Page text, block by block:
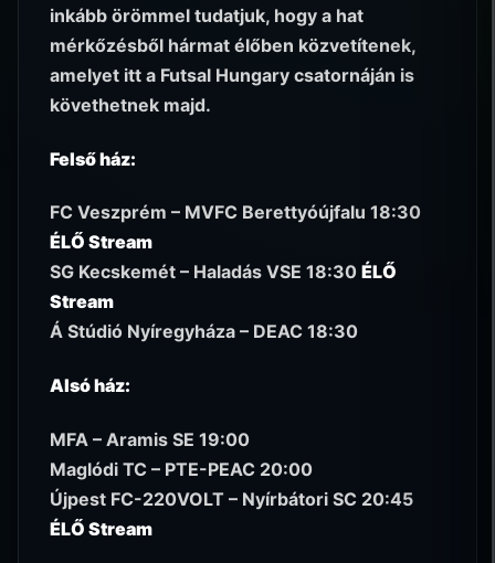
inkább örömmel tudatjuk, hogy a hat
mérkőzésből hármat élőben közvetítenek,
amelyet itt a Futsal Hungary csatornáján is
követhetnek majd.
Felső ház:
FC Veszprém – MVFC Berettyóújfalu 18:30
ÉLŐ Stream
SG Kecskemét – Haladás VSE 18:30 ÉLŐ
Stream
Á Stúdió Nyíregyháza – DEAC 18:30
Alsó ház:
MFA – Aramis SE 19:00
Maglódi TC – PTE-PEAC 20:00
Újpest FC-220VOLT – Nyírbátori SC 20:45
ÉLŐ Stream